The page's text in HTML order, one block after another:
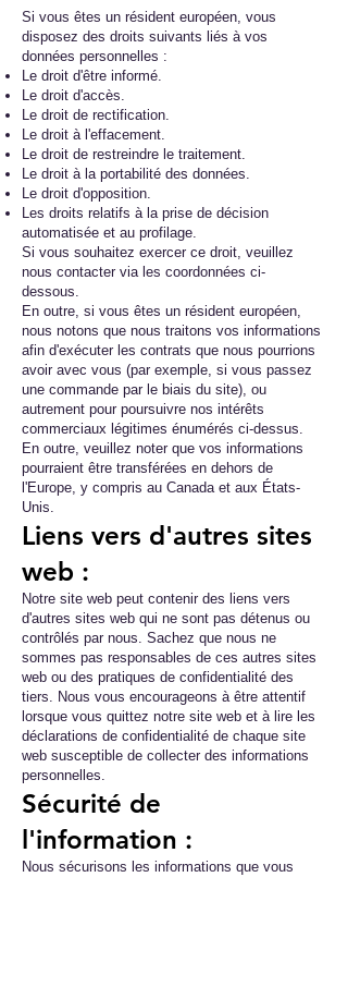
Si vous êtes un résident européen, vous
disposez des droits suivants liés à vos
données personnelles :
Le droit d'être informé.
Le droit d'accès.
Le droit de rectification.
Le droit à l'effacement.
Le droit de restreindre le traitement.
Le droit à la portabilité des données.
Le droit d'opposition.
Les droits relatifs à la prise de décision
automatisée et au profilage.
Si vous souhaitez exercer ce droit, veuillez
nous contacter via les coordonnées ci-
dessous.
En outre, si vous êtes un résident européen,
nous notons que nous traitons vos informations
afin d'exécuter les contrats que nous pourrions
avoir avec vous (par exemple, si vous passez
une commande par le biais du site), ou
autrement pour poursuivre nos intérêts
commerciaux légitimes énumérés ci-dessus.
En outre, veuillez noter que vos informations
pourraient être transférées en dehors de
l'Europe, y compris au Canada et aux États-
Unis.
Liens vers d'autres sites
web :
Notre site web peut contenir des liens vers
d'autres sites web qui ne sont pas détenus ou
contrôlés par nous. Sachez que nous ne
sommes pas responsables de ces autres sites
web ou des pratiques de confidentialité des
tiers. Nous vous encourageons à être attentif
lorsque vous quittez notre site web et à lire les
déclarations de confidentialité de chaque site
web susceptible de collecter des informations
personnelles.
Sécurité de
l'information :
Nous sécurisons les informations que vous